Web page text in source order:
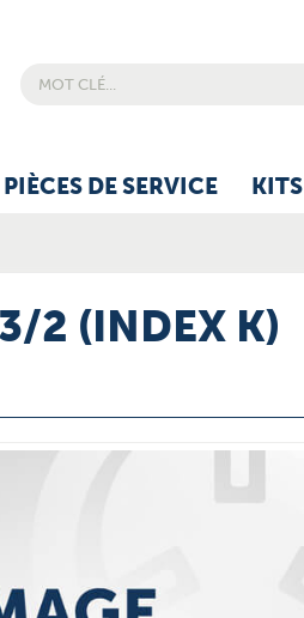
PIÈCES DE SERVICE KITS
2 (INDEX K)